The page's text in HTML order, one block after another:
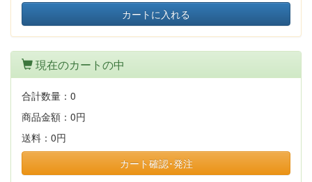
カートに入れる
現在のカートの中
合計数量： 0
商品金額： 0円
送料： 0円
カート確認･発注